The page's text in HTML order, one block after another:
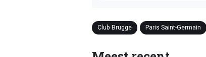
Club Brugge Paris Saint-Germain